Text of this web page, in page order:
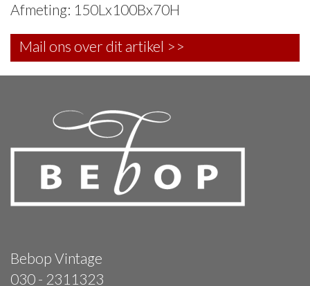
Afmeting: 150Lx100Bx70H
Mail ons over dit artikel >>
Bebop Vintage
030 - 2311323